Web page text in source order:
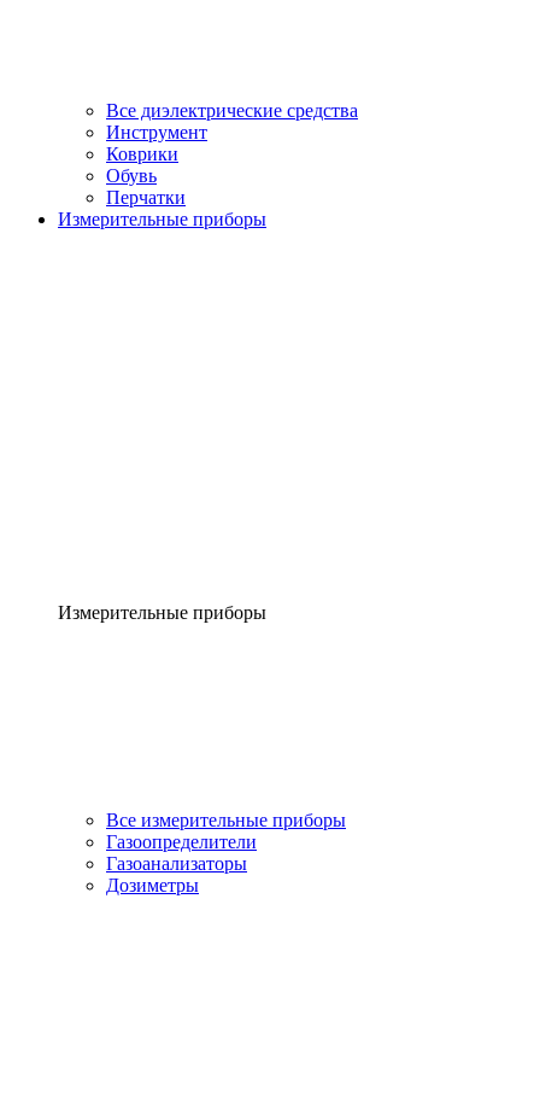
Все диэлектрические средства
Инструмент
Коврики
Обувь
Перчатки
Измерительные приборы
Измерительные приборы
Все измерительные приборы
Газоопределители
Газоанализаторы
Дозиметры